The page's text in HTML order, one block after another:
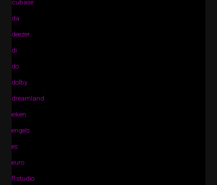
cubase
da
deezer
di
do
dolby
dreamland
eiken
engels
es
euro
fl studio